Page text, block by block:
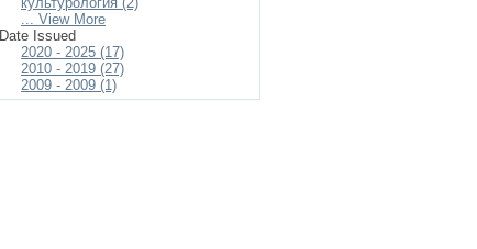
... View More
Date Issued
2020 - 2025 (17)
2010 - 2019 (27)
2009 - 2009 (1)